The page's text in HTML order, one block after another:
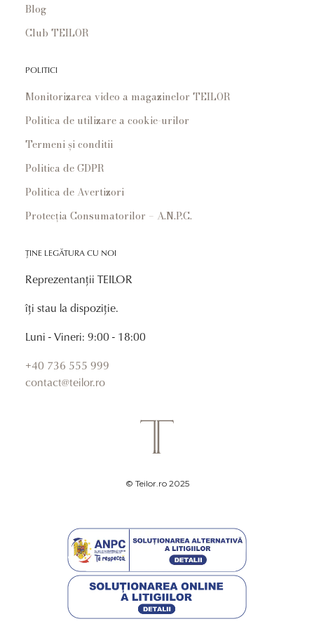
Blog
Club TEILOR
POLITICI
Monitorizarea video a magazinelor TEILOR
Politica de utilizare a cookie-urilor
Termeni și conditii
Politica de GDPR
Politica de Avertizori
Protecția Consumatorilor – A.N.P.C.
ȚINE LEGĂTURA CU NOI
Reprezentanții TEILOR
îți stau la dispoziție.
Luni - Vineri: 9:00 - 18:00
+40 736 555 999
contact@teilor.ro
© Teilor.ro 2025